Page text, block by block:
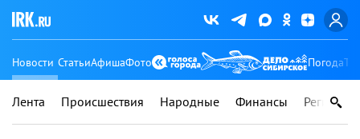
Новости СтатьиАфишаФото Погода
Лента Происшествия Народные Финансы Регионы